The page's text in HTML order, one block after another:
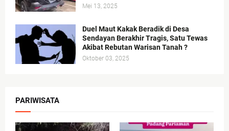
Mei 13, 2025
Duel Maut Kakak Beradik di Desa
Sendayan Berakhir Tragis, Satu Tewas
Akibat Rebutan Warisan Tanah ?
Oktober 03, 2025
PARIWISATA